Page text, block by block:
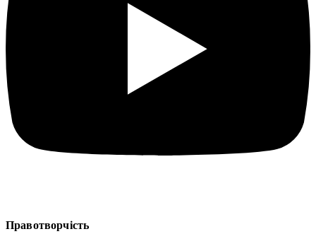
Правотворчість